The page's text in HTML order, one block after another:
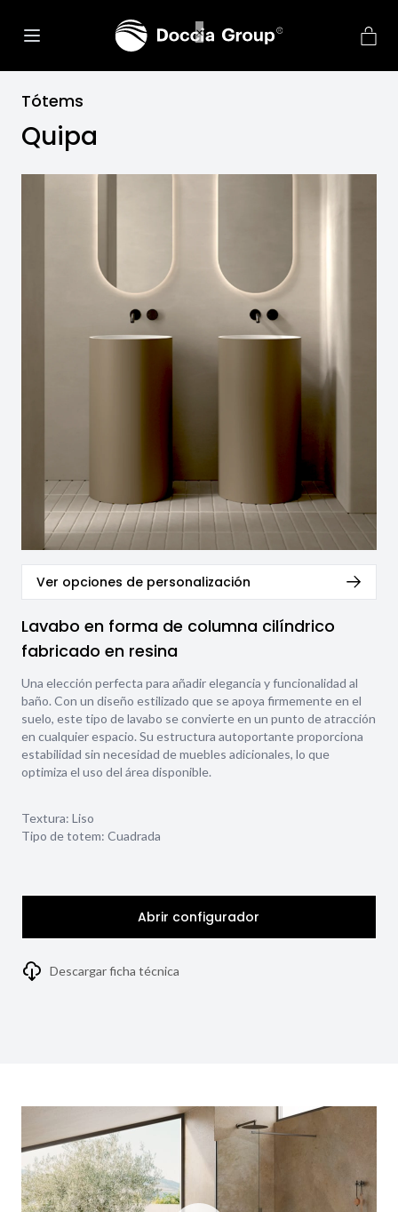
Tótems
Quipa
Ver opciones de personalización
Lavabo en forma de columna cilíndrico
fabricado en resina
Una elección perfecta para añadir elegancia y funcionalidad al
baño. Con un diseño estilizado que se apoya firmemente en el
suelo, este tipo de lavabo se convierte en un punto de atracción
en cualquier espacio. Su estructura autoportante proporciona
estabilidad sin necesidad de muebles adicionales, lo que
optimiza el uso del área disponible.
Textura: Liso
Tipo de totem: Cuadrada
Abrir configurador
Descargar ficha técnica